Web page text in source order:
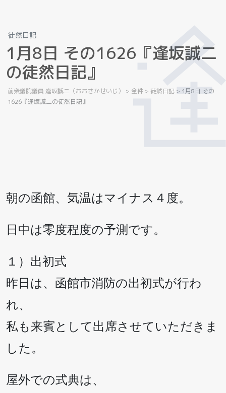
徒然日記
1月8日 その1626 『逢坂誠二
の徒然日記』
前衆議院議員 逢坂誠二（おおさかせいじ） > 全件 > 徒然日記 > 1月8日 その
1626『逢坂誠二の徒然日記』
朝の函館、気温はマイナス４度。
日中は零度程度の予測です。
１）出初式
昨日は、函館市消防の出初式が行わ
れ、
私も来賓として出席させていただきま
した。
屋外での式典は、